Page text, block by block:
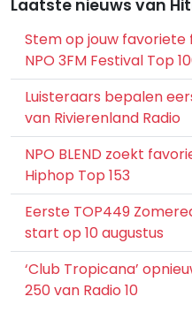
Laatste nieuws van
Stem op jouw
NPO 3FM Festival Top
Luisteraars bepalen
van Rivierenland Radio
NPO BLEND zoekt
Hiphop Top 153
Eerste TOP449
start op 10 augustus
‘Club Tropicana’
250 van Radio 10